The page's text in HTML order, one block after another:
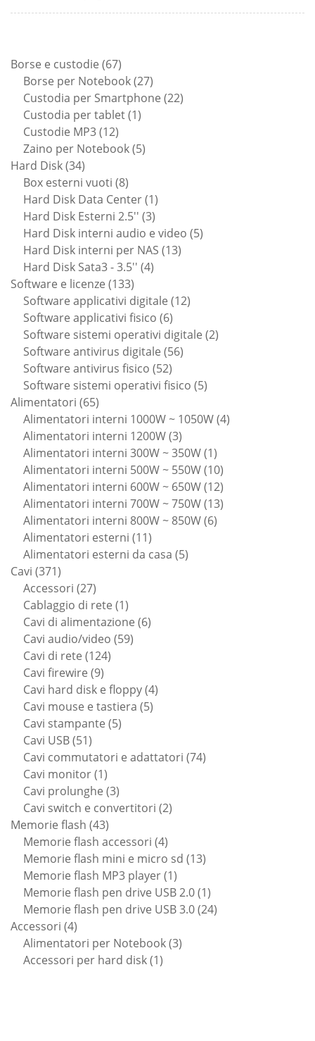
Borse e custodie 6767
prodotti
Borse per Notebook 2727
prodotti
Custodia per Smartphone 2222
Custodia per tablet 11
Custodie MP3 1212
prodotti
Zaino per Notebook 55
Hard Disk 3434
prodotti
Box esterni vuoti 88
prodotti
Hard Disk Data Center 11
prodotto
Hard Disk Esterni 2.5'' 33
prodotti
Hard Disk interni audio e video 55
Hard Disk interni per NAS 1313
Hard Disk Sata3 - 3.5'' 44
Software e licenze 133133
prodotti
Software applicativi digitale 1212
Software applicativi fisico 66
prodotti
Software sistemi operativi digitale 22
Software antivirus digitale 5656
Software antivirus fisico 5252
prodotti
Software sistemi operativi fisico 55
Alimentatori 6565
prodotti
Alimentatori interni 1000W ~ 1050W 44
Alimentatori interni 1200W 33
prodotti
Alimentatori interni 300W ~ 350W 11
prodotto
Alimentatori interni 500W ~ 550W 1010
prodotti
Alimentatori interni 600W ~ 650W 1212
prodotti
Alimentatori interni 700W ~ 750W 1313
Alimentatori interni 800W ~ 850W 66
Alimentatori esterni 1111
prodotti
Alimentatori esterni da casa 55
Cavi 371371
prodotti
Accessori 2727
prodotti
Cablaggio di rete 11
prodotto
Cavi di alimentazione 66
Cavi audio/video 5959
Cavi di rete 124124
Cavi firewire 99
prodotti
Cavi hard disk e floppy 44
Cavi mouse e tastiera 55
Cavi stampante 55
Cavi USB 5151
prodotti
Cavi commutatori e adattatori 7474
Cavi monitor 11
prodotto
Cavi prolunghe 33
prodotti
Cavi switch e convertitori 22
Memorie flash 4343
prodotti
Memorie flash accessori 44
prodotti
Memorie flash mini e micro sd 1313
Memorie flash MP3 player 11
prodotto
Memorie flash pen drive USB 2.0 11
prodotto
Memorie flash pen drive USB 3.0 2424
Accessori 44
prodotti
Alimentatori per Notebook 33
Accessori per hard disk 11